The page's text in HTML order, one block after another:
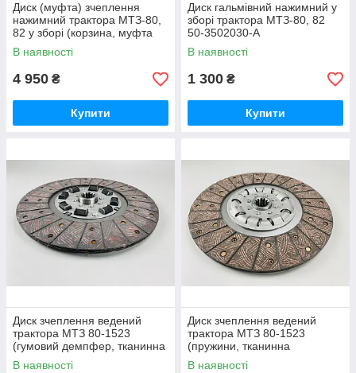
Диск (муфта) зчеплення
нажимний трактора МТЗ-80,
82 у зборі (корзина, муфта
зчеплення) нового зразка 80-
1601090
В наявності
4 950 ₴
Купити
Диск гальмівний нажимний у
зборі трактора МТЗ-80, 82
50-3502030-А
В наявності
1 300 ₴
Купити
Диск зчеплення ведений
трактора МТЗ 80-1523
(гумовий демпфер, тканинна
накладка) 70-1601130
В наявності
Диск зчеплення ведений
трактора МТЗ 80-1523
(пружини, тканинна
накладка) 70-1601130-01
В наявності